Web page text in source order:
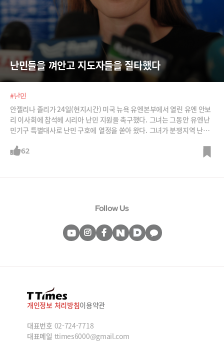
난민들을 껴안고 지도자들을 질타했다
#난민
안젤리나 졸리가 24일(현지시간) 미국 뉴욕 유엔본부에서 열린 유엔 안보
리 이사회에 참석헤 시리아 난민 지원을 촉구했다. 그녀는 그동안 유엔난
민기구 특별대사로 난민 구호에 열정을 쏟아 왔다. 그녀가 분쟁지역 난민
Let's CC
62
Follow Us
개인정보 처리방침이용약관
대표번호 02-724-7718
대표메일 ttimes6000@gmail.com